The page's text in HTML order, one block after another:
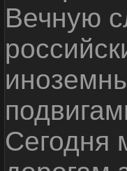
Вечную
Сегодня